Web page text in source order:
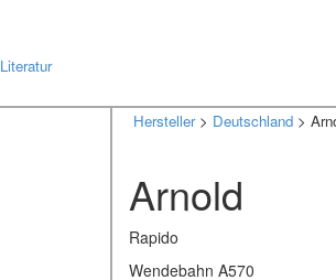
Literatur
Hersteller> Deutschland >
Arnold
Rapido
Wendebahn A570